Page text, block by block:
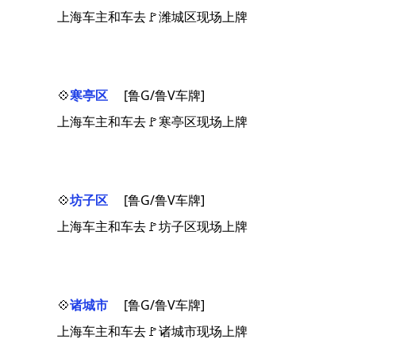
上海车主和车去🚩潍城区现场上牌
💠寒亭区
[鲁G/鲁V车牌]
上海车主和车去🚩寒亭区现场上牌
💠坊子区
[鲁G/鲁V车牌]
上海车主和车去🚩坊子区现场上牌
💠诸城市
[鲁G/鲁V车牌]
上海车主和车去🚩诸城市现场上牌